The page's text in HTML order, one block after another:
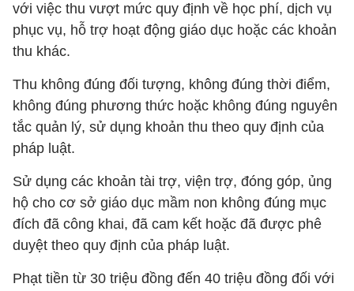
với việc thu vượt mức quy định về học phí, dịch vụ
phục vụ, hỗ trợ hoạt động giáo dục hoặc các khoản
thu khác.
Thu không đúng đối tượng, không đúng thời điểm,
không đúng phương thức hoặc không đúng nguyên
tắc quản lý, sử dụng khoản thu theo quy định của
pháp luật.
Sử dụng các khoản tài trợ, viện trợ, đóng góp, ủng
hộ cho cơ sở giáo dục mầm non không đúng mục
đích đã công khai, đã cam kết hoặc đã được phê
duyệt theo quy định của pháp luật.
Phạt tiền từ 30 triệu đồng đến 40 triệu đồng đối với